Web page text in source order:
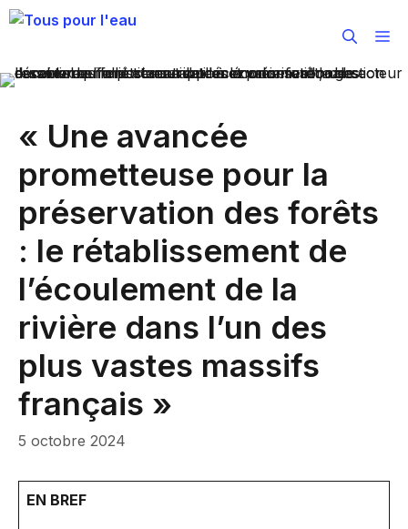
Aller
« Une avancée
prometteuse pour la
préservation des forêts
: le rétablissement de
l’écoulement de la
rivière dans l’un des
plus vastes massifs
français »
5 octobre 2024
EN BREF